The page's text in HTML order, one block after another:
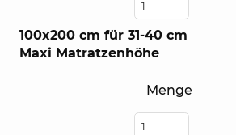
100x200 cm für 31-40 cm
Maxi Matratzenhöhe
Menge